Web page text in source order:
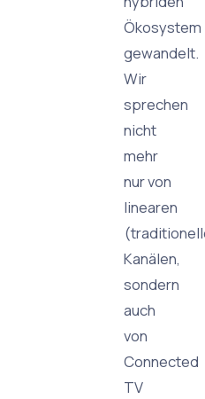
Ökosystem
gewandelt.
Wir
sprechen
nicht
mehr
nur von
linearen
Kanälen,
sondern
auch
von
Connected
TV